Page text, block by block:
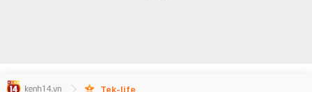
Tek-life